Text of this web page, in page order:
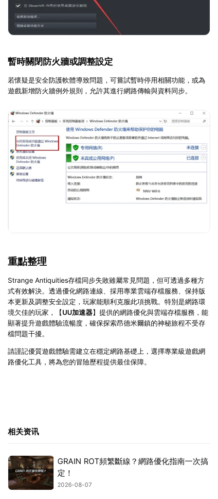
暫時關閉防火牆或調整設定
若懷疑是安全防護軟體導致問題，可嘗試暫時停用相關功能，或為
遊戲新增防火牆例外規則，允許其進行網路傳輸與資料同步。
重點整理
Strange Antiquities存檔同步失敗雖屬常見問題，但可透過多種方
式有效解決。透過優化網路連線、採用專業雲端存檔服務、保持版
本更新及調整安全設定，玩家能順利克服此項挑戰。特別是網路環
境欠佳的玩家，【UU加速器】提供的網路優化與雲端存檔服務，能
顯著提升遊戲體驗流暢度，確保探索昂德米爾鎮的神秘旅程不受存
檔問題干擾。
請謹記優質遊戲體驗需建立在穩定網路基礎上，選擇專業級遊戲網
路優化工具，將為您的冒險歷程提供最佳保障。
相关资讯
GRAIN ROT頻繁斷線？網路優化指南一次搞
定！
2026-08-07